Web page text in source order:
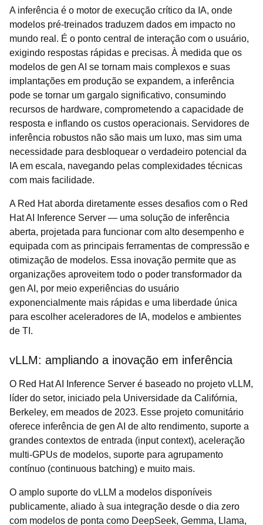
A inferência é o motor de execução crítico da IA, onde
modelos pré-treinados traduzem dados em impacto no
mundo real. É o ponto central de interação com o usuário,
exigindo respostas rápidas e precisas. À medida que os
modelos de gen AI se tornam mais complexos e suas
implantações em produção se expandem, a inferência
pode se tornar um gargalo significativo, consumindo
recursos de hardware, comprometendo a capacidade de
resposta e inflando os custos operacionais. Servidores de
inferência robustos não são mais um luxo, mas sim uma
necessidade para desbloquear o verdadeiro potencial da
IA em escala, navegando pelas complexidades técnicas
com mais facilidade.
A Red Hat aborda diretamente esses desafios com o Red
Hat AI Inference Server — uma solução de inferência
aberta, projetada para funcionar com alto desempenho e
equipada com as principais ferramentas de compressão e
otimização de modelos. Essa inovação permite que as
organizações aproveitem todo o poder transformador da
gen AI, por meio experiências do usuário
exponencialmente mais rápidas e uma liberdade única
para escolher aceleradores de IA, modelos e ambientes
de TI.
vLLM: ampliando a inovação em inferência
O Red Hat AI Inference Server é baseado no projeto vLLM,
líder do setor, iniciado pela Universidade da Califórnia,
Berkeley, em meados de 2023. Esse projeto comunitário
oferece inferência de gen AI de alto rendimento, suporte a
grandes contextos de entrada (input context), aceleração
multi-GPUs de modelos, suporte para agrupamento
contínuo (continuous batching) e muito mais.
O amplo suporte do vLLM a modelos disponíveis
publicamente, aliado à sua integração desde o dia zero
com modelos de ponta como DeepSeek, Gemma, Llama,